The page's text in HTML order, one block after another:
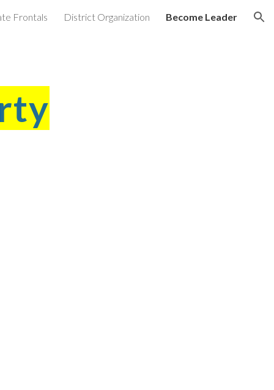
Frontals District Organization Become Leader